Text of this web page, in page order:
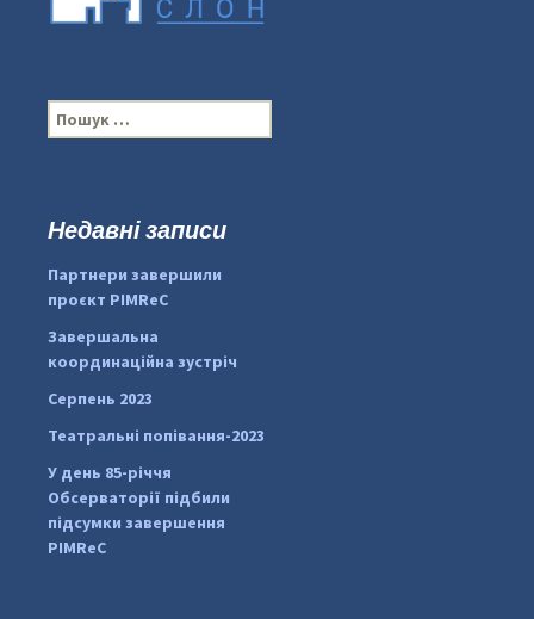
#PipIvanToday
pimrec_project
П
о
:Недавні записи
Партнери завершили
проєкт PIMReC
Завершальна
координаційна зустріч
Серпень 2023
Театральні попівання-2023
У день 85-річчя
Обсерваторії підбили
підсумки завершення
PIMReC